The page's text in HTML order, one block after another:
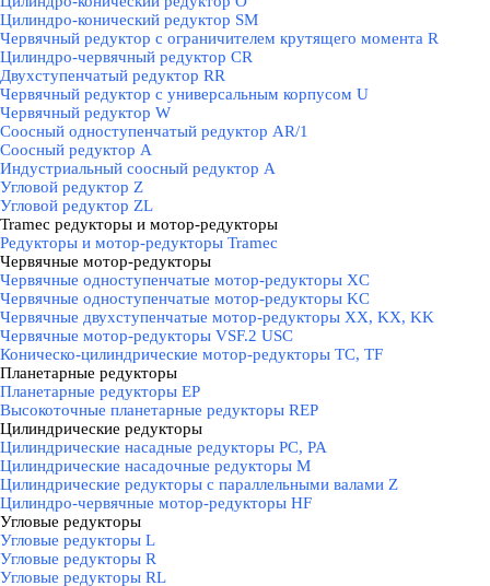
Цилиндро-конический редуктор SM
Червячный редуктор с ограничителем крутящего момента R
Цилиндро-червячный редуктор СR
Двухступенчатый редуктор RR
Червячный редуктор с универсальным корпусом U
Червячный редуктор W
Соосный одноступенчатый редуктор AR/1
Соосный редуктор А
Индустриальный соосный редуктор А
Угловой редуктор Z
Угловой редуктор ZL
Tramec редукторы и мотор-редукторы
Редукторы и мотор-редукторы Tramec
Червячные мотор-редукторы
Червячные одноступенчатые мотор-редукторы XC
Червячные одноступенчатые мотор-редукторы KC
Червячные двухступенчатые мотор-редукторы XX, KX, KK
Червячные мотор-редукторы VSF.2 USC
Коническо-цилиндрические мотор-редукторы TC, TF
Планетарные редукторы
Планетарные редукторы EP
Высокоточные планетарные редукторы REP
Цилиндрические редукторы
Цилиндрические насадные редукторы PC, PA
Цилиндрические насадочные редукторы M
Цилиндрические редукторы с параллельными валами Z
Цилиндро-червячные мотор-редукторы HF
Угловые редукторы
Угловые редукторы L
Угловые редукторы R
Угловые редукторы RL